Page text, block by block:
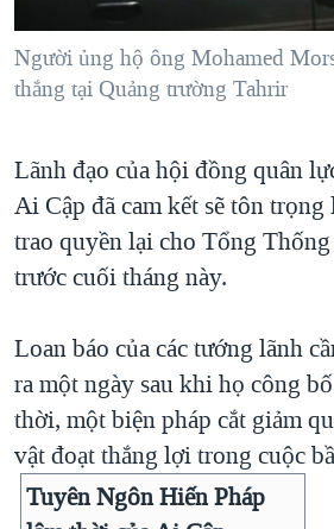
KINH TẾ
KHOA HỌC
VĂN HOÁ
THỂ THAO
GIÁO DỤC
MỘT NĂM CHIẾN TRANH TẠI DẢI
GIẢI MÃ VÀNH ĐAI & CON ĐƯỜNG
NGÀY TỊ NẠN THẾ GIỚI
GROUND ZERO – XƯA VÀ NAY
CHI PHÍ CHIẾN TRANH
CÁC GIÁ TRỊ CỘNG HÒA Ở VIỆT NAM
TRỊNH VĨNH BÌNH VS. CHÍNH PHỦ
NGƯ DÂN VIỆT VÀ LÀN SÓNG
BÊN KIA QUỐC LỘ: TIẾNG VỌNG
QUAN HỆ VIỆT MỸ
MẠNG XÃ HỘI
Ngôn ngữ khác
Người ủng hộ ông Mohamed
thắng tại Quảng trường Tahrir
Lãnh đạo của hội đồng quân
Ai Cập đã cam kết sẽ tôn trọng
trao quyền lại cho Tổng
trước cuối tháng này.
Loan báo của các tướng lãnh
ra một ngày sau khi họ công
thời, một biện pháp cắt giảm
vật đoạt thắng lợi trong cuộc
Tuyên Ngôn Hiến Pháp